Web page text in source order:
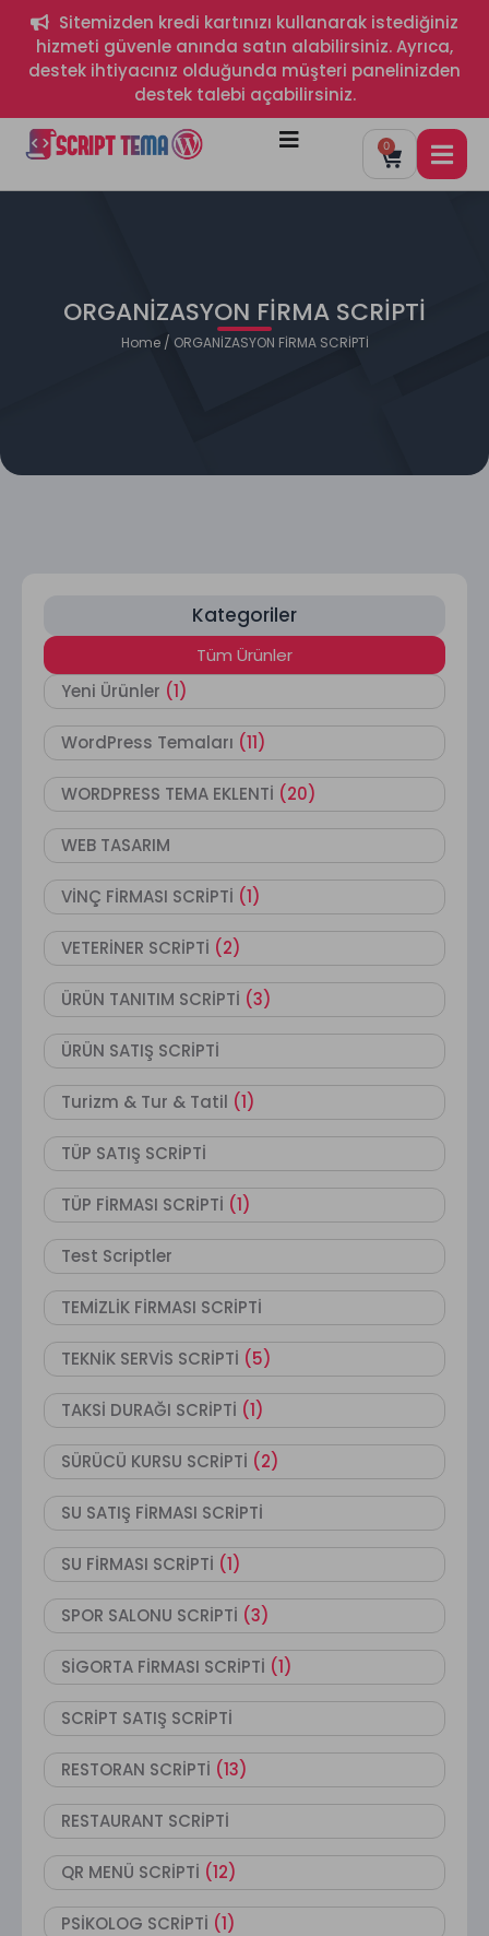
Sitemizden kredi kartınızı kullanarak istediğiniz
hizmeti güvenle anında satın alabilirsiniz. Ayrıca,
destek ihtiyacınız olduğunda müşteri panelinizden
destek talebi açabilirsiniz.
0
ORGANİZASYON FİRMA SCRİPTİ
Home/ ORGANİZASYON FİRMA SCRİPTİ
Kategoriler
Tüm Ürünler
Yeni Ürünler (1)
WordPress Temaları (11)
WORDPRESS TEMA EKLENTİ (20)
WEB TASARIM
VİNÇ FİRMASI SCRİPTİ (1)
VETERİNER SCRİPTİ (2)
ÜRÜN TANITIM SCRİPTİ (3)
ÜRÜN SATIŞ SCRİPTİ
Turizm & Tur & Tatil (1)
TÜP SATIŞ SCRİPTİ
TÜP FİRMASI SCRİPTİ (1)
Test Scriptler
TEMİZLİK FİRMASI SCRİPTİ
TEKNİK SERVİS SCRİPTİ (5)
TAKSİ DURAĞI SCRİPTİ (1)
SÜRÜCÜ KURSU SCRİPTİ (2)
SU SATIŞ FİRMASI SCRİPTİ
SU FİRMASI SCRİPTİ (1)
SPOR SALONU SCRİPTİ (3)
SİGORTA FİRMASI SCRİPTİ (1)
SCRİPT SATIŞ SCRİPTİ
RESTORAN SCRİPTİ (13)
RESTAURANT SCRİPTİ
QR MENÜ SCRİPTİ (12)
PSİKOLOG SCRİPTİ (1)